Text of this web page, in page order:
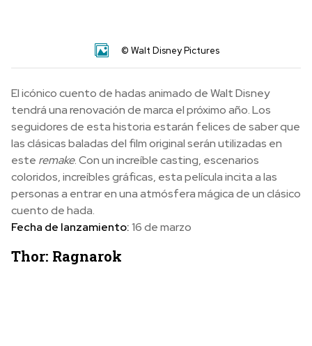
© Walt Disney Pictures
El icónico cuento de hadas animado de Walt Disney
tendrá una renovación de marca el próximo año. Los
seguidores de esta historia estarán felices de saber que
las clásicas baladas del film original serán utilizadas en
este remake. Con un increíble casting, escenarios
coloridos, increíbles gráficas, esta película incita a las
personas a entrar en una atmósfera mágica de un clásico
cuento de hada.
Fecha de lanzamiento:16 de marzo
Thor: Ragnarok